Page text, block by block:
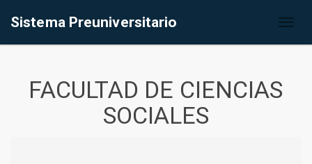
Sistema Preuniversitario
FACULTAD DE CIENCIAS
SOCIALES